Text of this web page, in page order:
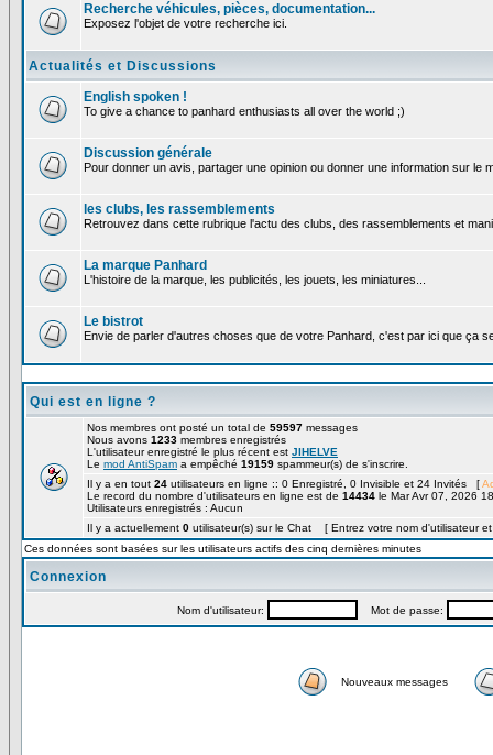
Recherche véhicules, pièces, documentation...
Exposez l'objet de votre recherche ici.
Actualités et Discussions
English spoken !
To give a chance to panhard enthusiasts all over the world ;)
Discussion générale
Pour donner un avis, partager une opinion ou donner une information sur le
les clubs, les rassemblements
Retrouvez dans cette rubrique l'actu des clubs, des rassemblements et
La marque Panhard
L'histoire de la marque, les publicités, les jouets, les miniatures...
Le bistrot
Envie de parler d'autres choses que de votre Panhard, c'est par ici que ça
Qui est en ligne ?
Nos membres ont posté un total de 59597 messages
Nous avons 1233 membres enregistrés
L'utilisateur enregistré le plus récent est JIHELVE
Le mod AntiSpam a empêché 19159 spammeur(s) de s'inscrire.
Il y a en tout 24 utilisateurs en ligne :: 0 Enregistré, 0 Invisible et 24 Invités [
Le record du nombre d'utilisateurs en ligne est de 14434 le Mar Avr 07, 2026
Utilisateurs enregistrés : Aucun
Il y a actuellement 0 utilisateur(s) sur le Chat [ Entrez votre nom d'utilisateur
Ces données sont basées sur les utilisateurs actifs des cinq dernières minutes
Connexion
Nom d'utilisateur: Mot de passe:
Nouveaux messages